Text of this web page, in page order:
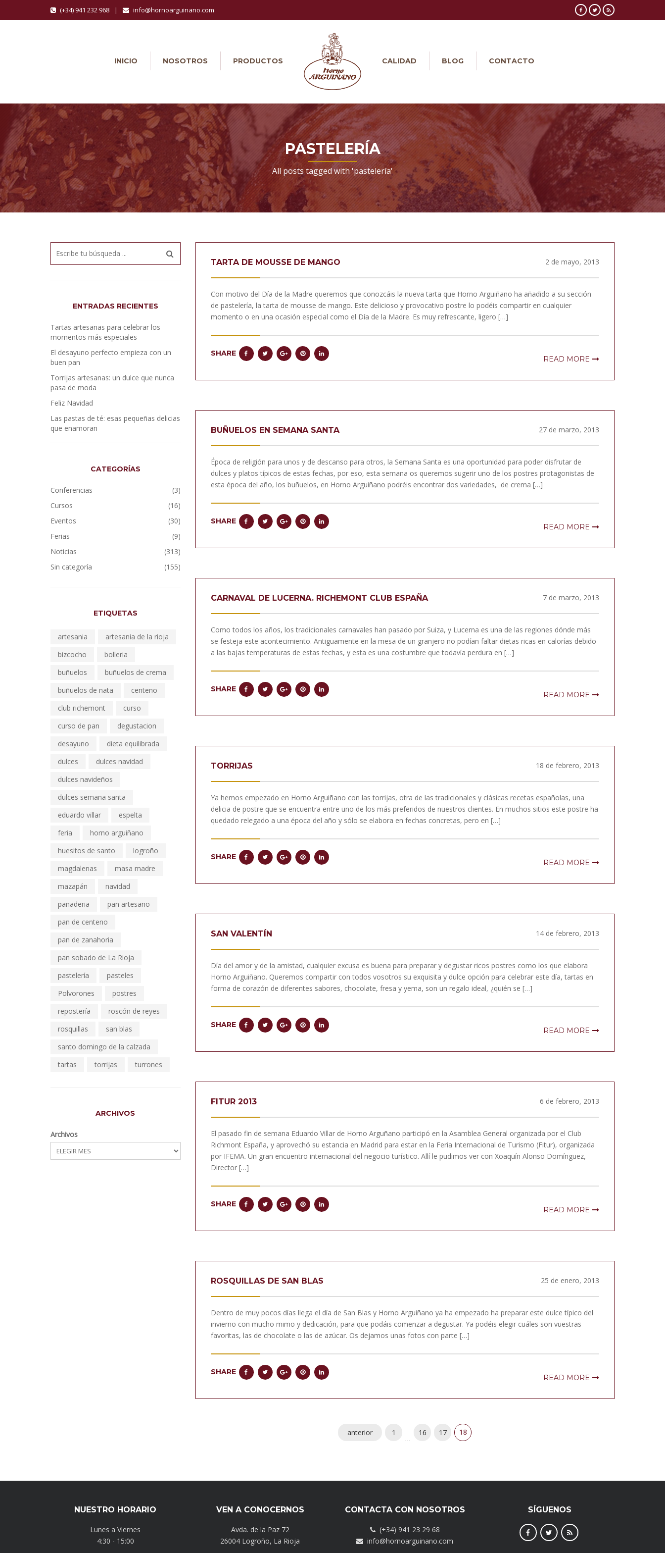
(+34) 941 232 968 | info@hornoarguinano.com
INICIO NOSOTROS PRODUCTOS CALIDAD BLOG CONTACTO
PASTELERÍA
All posts tagged with 'pastelería'
TARTA DE MOUSSE DE MANGO 2 de mayo, 2013
Con motivo del Día de la Madre queremos que conozcáis la nueva tarta que Horno Arguiñano ha añadido a su sección
de pastelería, la tarta de mousse de mango. Este delicioso y provocativo postre lo podéis compartir en cualquier
momento o en una ocasión especial como el Día de la Madre. Es muy refrescante, ligero […]
SHARE
READ MORE
BUÑUELOS EN SEMANA SANTA 27 de marzo, 2013
Época de religión para unos y de descanso para otros, la Semana Santa es una oportunidad para poder disfrutar de
dulces y platos típicos de estas fechas, por eso, esta semana os queremos sugerir uno de los postres protagonistas de
esta época del año, los buñuelos, en Horno Arguiñano podréis encontrar dos variedades, de crema […]
SHARE
READ MORE
CARNAVAL DE LUCERNA. RICHEMONT CLUB ESPAÑA 7 de marzo, 2013
Como todos los años, los tradicionales carnavales han pasado por Suiza, y Lucerna es una de las regiones dónde más
se festeja este acontecimiento. Antiguamente en la mesa de un granjero no podían faltar dietas ricas en calorías debido
a las bajas temperaturas de estas fechas, y esta es una costumbre que todavía perdura en […]
SHARE
READ MORE
TORRIJAS 18 de febrero, 2013
Ya hemos empezado en Horno Arguiñano con las torrijas, otra de las tradicionales y clásicas recetas españolas, una
delicia de postre que se encuentra entre uno de los más preferidos de nuestros clientes. En muchos sitios este postre ha
quedado relegado a una época del año y sólo se elabora en fechas concretas, pero en […]
SHARE
READ MORE
SAN VALENTÍN 14 de febrero, 2013
Día del amor y de la amistad, cualquier excusa es buena para preparar y degustar ricos postres como los que elabora
Horno Arguiñano. Queremos compartir con todos vosotros su exquisita y dulce opción para celebrar este día, tartas en
forma de corazón de diferentes sabores, chocolate, fresa y yema, son un regalo ideal, ¿quién se […]
SHARE
READ MORE
FITUR 2013 6 de febrero, 2013
El pasado fin de semana Eduardo Villar de Horno Arguñano participó en la Asamblea General organizada por el Club
Richmont España, y aprovechó su estancia en Madrid para estar en la Feria Internacional de Turismo (Fitur), organizada
por IFEMA. Un gran encuentro internacional del negocio turístico. Allí le pudimos ver con Xoaquín Alonso Domínguez,
Director […]
SHARE
READ MORE
ROSQUILLAS DE SAN BLAS 25 de enero, 2013
Dentro de muy pocos días llega el día de San Blas y Horno Arguiñano ya ha empezado ha preparar este dulce típico del
invierno con mucho mimo y dedicación, para que podáis comenzar a degustar. Ya podéis elegir cuáles son vuestras
favoritas, las de chocolate o las de azúcar. Os dejamos unas fotos con parte […]
SHARE
READ MORE
anterior 1
…
16 17 18
ENTRADAS RECIENTES
Tartas artesanas para celebrar los
momentos más especiales
El desayuno perfecto empieza con un
buen pan
Torrijas artesanas: un dulce que nunca
pasa de moda
Feliz Navidad
Las pastas de té: esas pequeñas delicias
que enamoran
CATEGORÍAS
Conferencias
(3)
Cursos
(16)
Eventos
(30)
Ferias
(9)
Noticias
(313)
Sin categoría
(155)
ETIQUETAS
artesania
artesania de la rioja
bizcocho
bolleria
buñuelos
buñuelos de crema
buñuelos de nata
centeno
club richemont
curso
curso de pan
degustacion
desayuno
dieta equilibrada
dulces
dulces navidad
dulces navideños
dulces semana santa
eduardo villar
espelta
feria
horno arguiñano
huesitos de santo
logroño
magdalenas
masa madre
mazapán
navidad
panaderia
pan artesano
pan de centeno
pan de zanahoria
pan sobado de La Rioja
pastelería
pasteles
Polvorones
postres
repostería
roscón de reyes
rosquillas
san blas
santo domingo de la calzada
tartas
torrijas turrones
ARCHIVOS
Archivos
NUESTRO HORARIO
Lunes a Viernes
4:30 - 15:00
VEN A CONOCERNOS
Avda. de la Paz 72
26004 Logroño, La Rioja
CONTACTA CON NOSOTROS
(+34) 941 23 29 68
info@hornoarguinano.com
SÍGUENOS